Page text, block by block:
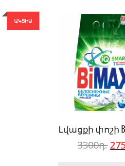
ԱԿՑԻԱ
Լվացքի փոշի
3300դ.